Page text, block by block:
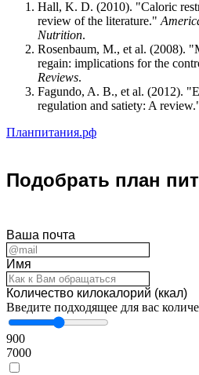
Hall, K. D. (2010). "Caloric
review of the literature."
Nutrition.
Rosenbaum, M., et al. (2008).
regain: implications for the
Reviews.
Fagundo, A. B., et al. (2012).
regulation and satiety: A
Планпитания.рф
Подобрать план
Ваша почта
Имя
Количество килокалорий (ккал)
Введите подходящее для вас
900
7000